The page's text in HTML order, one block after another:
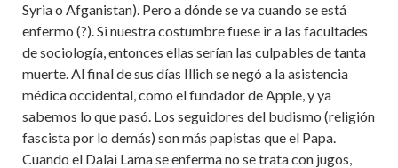
Syria o Afganistan). Pero a dónde se va cuando se está
enfermo (?). Si nuestra costumbre fuese ir a las facultades
de sociología, entonces ellas serían las culpables de tanta
muerte. Al final de sus días Illich se negó a la asistencia
médica occidental, como el fundador de Apple, y ya
sabemos lo que pasó. Los seguidores del budismo (religión
fascista por lo demás) son más papistas que el Papa.
Cuando el Dalai Lama se enferma no se trata con jugos,